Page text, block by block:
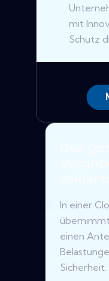
mit
Schutz
In einer
einen